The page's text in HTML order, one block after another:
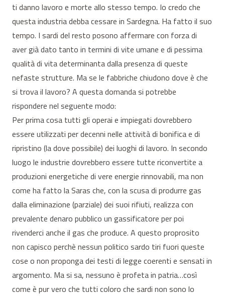
ti danno lavoro e morte allo stesso tempo. Io credo che
questa industria debba cessare in Sardegna. Ha fatto il suo
tempo. I sardi del resto posono affermare con forza di
aver già dato tanto in termini di vite umane e di pessima
qualità di vita determinanta dalla presenza di queste
nefaste strutture. Ma se le fabbriche chiudono dove è che
si trova il lavoro? A questa domanda si potrebbe
rispondere nel seguente modo:
Per prima cosa tutti gli operai e impiegati dovrebbero
essere utilizzati per decenni nelle attività di bonifica e di
ripristino (la dove possibile) dei luoghi di lavoro. In secondo
luogo le industrie dovrebbero essere tutte riconvertite a
produzioni energetiche di vere energie rinnovabili, ma non
come ha fatto la Saras che, con la scusa di produrre gas
dalla eliminazione (parziale) dei suoi rifiuti, realizza con
prevalente denaro pubblico un gassificatore per poi
rivenderci anche il gas che produce. A questo proprosito
non capisco perchè nessun politico sardo tiri fuori queste
cose o non proponga dei testi di legge coerenti e sensati in
argomento. Ma si sa, nessuno è profeta in patria…così
come è pur vero che tutti coloro che sardi non sono lo